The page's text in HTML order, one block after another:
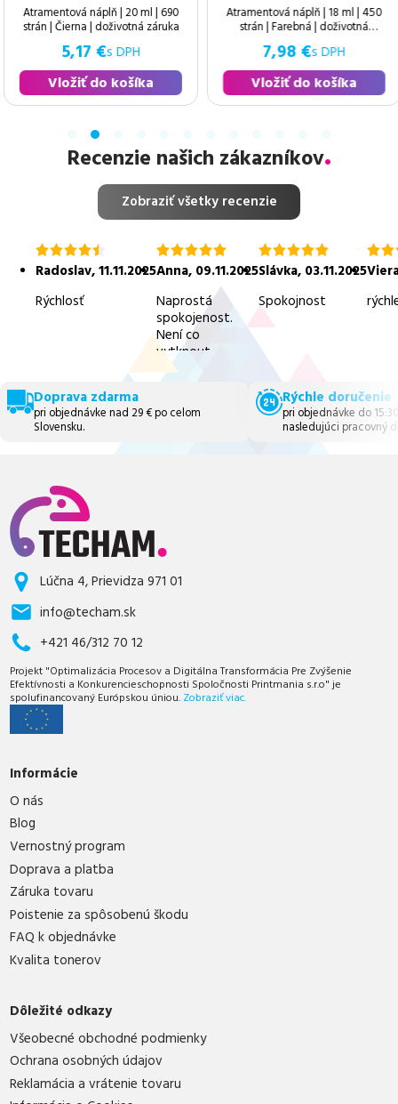
Atramentová náplň | 20 ml | 690
strán | Čierna | doživotná záruka
5,17 €s DPH
Vložiť do košíka
Atramentová náplň | 18 ml | 450
strán | Farebná | doživotná
7,98 €s DPH
Vložiť do košíka
Recenzie našich zákazníkov
Zobraziť všetky recenzie
hodnotenie
4.5
5
Radoslav,11.11.2025
Rýchlosť
hodnotenie
5.0
5
Anna, 09.11.2025
Naprostá
spokojenost.
Není co
vytknout.
hodnotenie
5.0
5
Slávka, 03.11.2025
Spokojnost
5.0
5
Doprava zdarma
pri objednávke nad 29 € po celom
Slovensku.
Rýchle doručenie
pri objednávke do
nasledujúci pracovný
Lúčna 4, Prievidza 971 01
info@techam.sk
+421 46/312 70 12
Projekt "Optimalizácia Procesov a Digitálna Transformácia Pre Zvýšenie
Efektívnosti a Konkurencieschopnosti Spoločnosti Printmania s.r.o" je
spolufinancovaný Európskou úniou. Zobraziť viac.
Informácie
O nás
Blog
Vernostný program
Doprava a platba
Záruka tovaru
Poistenie za spôsobenú škodu
FAQ k objednávke
Kvalita tonerov
Dôležité odkazy
Všeobecné obchodné podmienky
Ochrana osobných údajov
Reklamácia a vrátenie tovaru